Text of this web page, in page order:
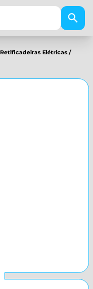
Retificadeiras Elétricas /